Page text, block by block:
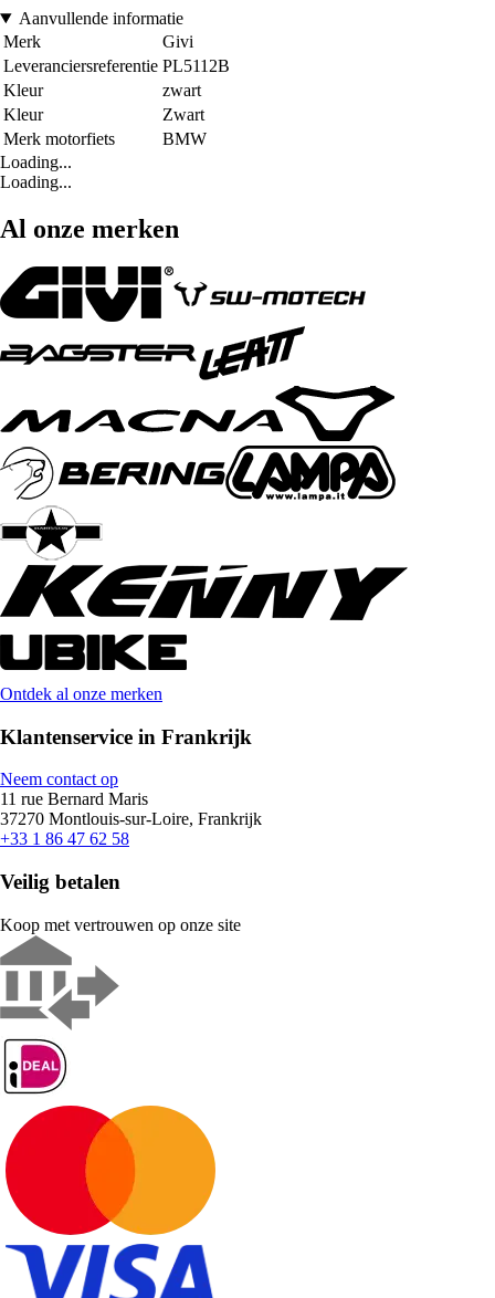
Aanvullende informatie
Merk
Givi
Leveranciersreferentie PL5112B
Kleur
zwart
Kleur
Zwart
Merk motorfiets
BMW
Loading...
Loading...
Al onze merken
Ontdek al onze merken
Klantenservice in Frankrijk
Neem contact op
11 rue Bernard Maris
37270 Montlouis-sur-Loire, Frankrijk
+33 1 86 47 62 58
Veilig betalen
Koop met vertrouwen op onze site